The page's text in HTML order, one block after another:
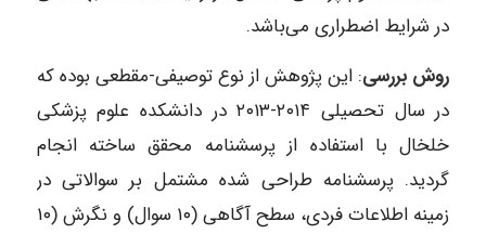
در شرایط اضطراری می‌باشد.
روش بررسی‌: این پژوهش از نوع توصیفی-مقطعی بوده که
در سال تحصیلی ۲۰۱۴-۲۰۱۳ در دانشکده علوم پزشکی
خلخال با استفاده از پرسشنامه محقق ساخته انجام
گردید. پرسشنامه طراحی شده مشتمل بر سوالاتی در
زمینه اطلاعات فردی، سطح آگاهی (۱۰ سوال) و نگرش (۱۰